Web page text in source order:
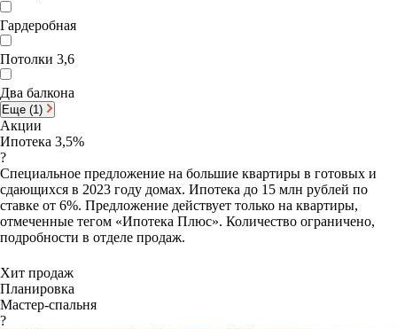
Гардеробная
Потолки 3,6
Два балкона
Еще (1)
Акции
Ипотека 3,5%
?
Специальное предложение на большие квартиры в готовых и
сдающихся в 2023 году домах. Ипотека до 15 млн рублей по
ставке от 6%. Предложение действует только на квартиры,
отмеченные тегом «Ипотека Плюс». Количество ограничено,
подробности в отделе продаж.
Хит продаж
Планировка
Мастер-спальня
?